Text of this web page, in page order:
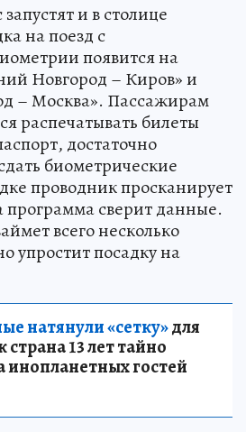
и в столице
на поезд с
появится на
Новгород – Киров» и
– Москва». Пассажирам
распечатывать билеты
достаточно
биометрические
проводник просканирует
сверит данные.
всего несколько
упростит посадку на
натянули «сетку»для
13 лет тайно
инопланетных гостей